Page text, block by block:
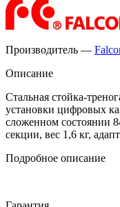
Производитель —
Описание
Стальная стойка-
установки цифровых
сложенном состоянии
секции, вес 1,6 кг,
Подробное описание